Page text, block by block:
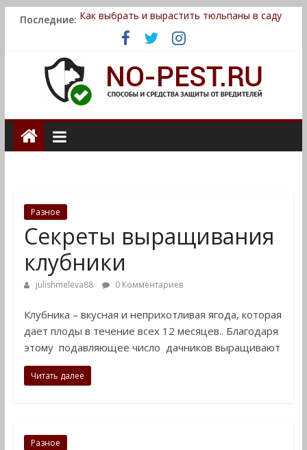
Последние: Как выбрать и вырастить тюльпаны в саду
Ранние сорта томатов
Как вырастить ананас
Вьющиеся растения для сада
Нюансы выращивания гортензии на участке
no-
pest.ru
способах
средствах
защиты
от
дома
на
даче
Разное
Секреты выращивания
клубники
julishmeleva88 0 Комментариев
Клубника – вкусная и неприхотливая ягода, которая
дает плоды в течение всех 12 месяцев.. Благодаря
этому подавляющее число дачников выращивают
Читать далее
Разное